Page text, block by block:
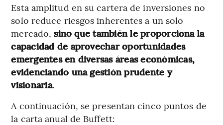
Esta amplitud en su cartera de inversiones no
solo reduce riesgos inherentes a un solo
mercado,sino que también le proporciona la
capacidad de aprovechar oportunidades
emergentes en diversas áreas económicas,
evidenciando una gestión prudente y
visionaria.
A continuación, se presentan cinco puntos de
la carta anual de Buffett: